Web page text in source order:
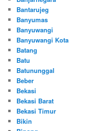
Bantarujeg
Banyumas
Banyuwangi
Banyuwangi Kota
Batang
Batu
Batununggal
Beber
Bekasi
Bekasi Barat
Bekasi Timur
Bikin